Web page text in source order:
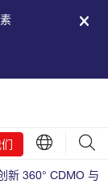
新 360° CDMO 与